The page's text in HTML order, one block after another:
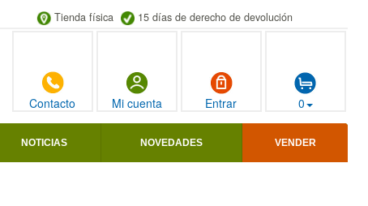
Tienda física 15 días de derecho de devolución
Contacto Mi cuenta Entrar 0
NOTICIAS NOVEDADES VENDER